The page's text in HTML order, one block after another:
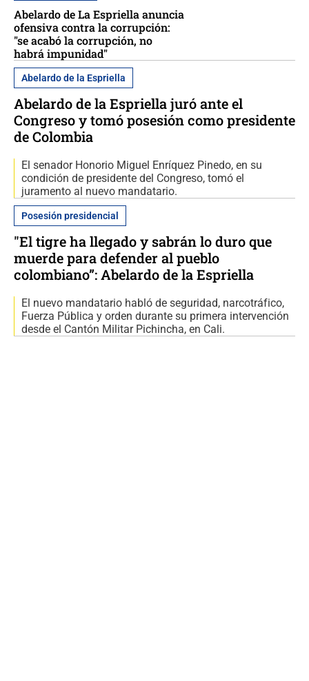
Abelardo de La Espriella anuncia
ofensiva contra la corrupción:
"se acabó la corrupción, no
habrá impunidad"
Abelardo de la Espriella
Abelardo de la Espriella juró ante el
Congreso y tomó posesión como presidente
de Colombia
El senador Honorio Miguel Enríquez Pinedo, en su
condición de presidente del Congreso, tomó el
juramento al nuevo mandatario.
Posesión presidencial
"El tigre ha llegado y sabrán lo duro que
muerde para defender al pueblo
colombiano”: Abelardo de la Espriella
El nuevo mandatario habló de seguridad, narcotráfico,
Fuerza Pública y orden durante su primera intervención
desde el Cantón Militar Pichincha, en Cali.